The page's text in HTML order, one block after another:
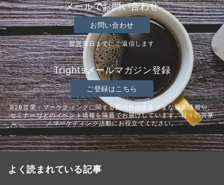
メールでお問い合わせ
お問い合わせ
翌営業日までにご返信します
Trightsメールマガジン登録
ご登録はこちら
B2B営業・マーケティングに関する国内外のさまざまな最新情報や、
セミナーなどのイベント情報を隔週でお届けしています。日々の営業
／マーケティング活動にお役立てください。
よく読まれている記事